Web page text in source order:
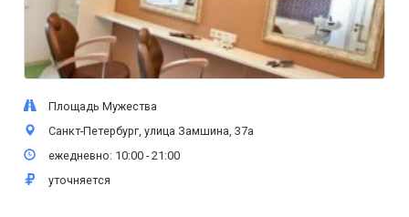
Площадь Мужества
Санкт-Петербург, улица Замшина, 37а
ежедневно: 10:00 - 21:00
уточняется